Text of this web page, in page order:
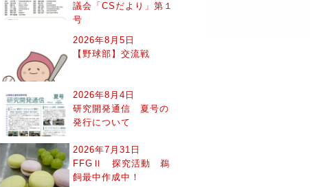
議会「CSだより」第１
号
2026年8月5日
【野球部】交流戦
2026年8月4日
研究開発通信 夏号の
発行について
2026年7月31日
FFGⅡ 探究活動 鵜
飼最中作成中！